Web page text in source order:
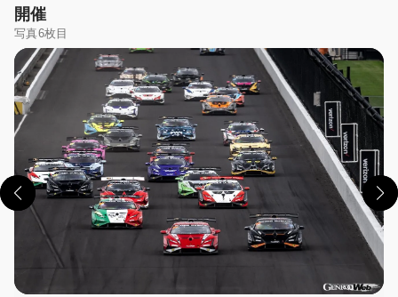
開催
写真6枚目